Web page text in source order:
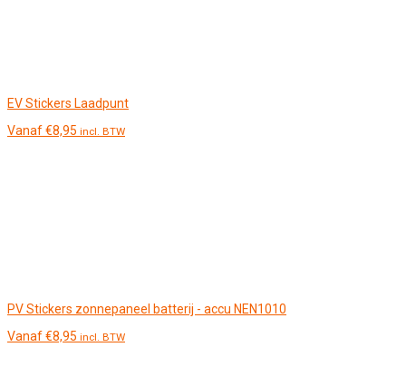
EV Stickers Laadpunt
Vanaf€8,95 incl. BTW
PV Stickers zonnepaneel batterij - accu NEN1010
Vanaf€8,95 incl. BTW